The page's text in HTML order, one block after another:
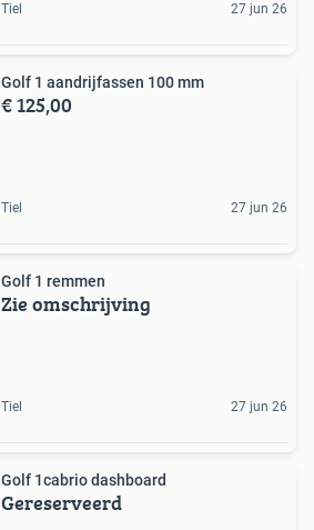
Tiel 27 jun 26
Golf 1 aandrijfassen 100 mm
€ 125,00
Tiel 27 jun 26
Golf 1 remmen
Zie omschrijving
Tiel 27 jun 26
Golf 1cabrio dashboard
Gereserveerd